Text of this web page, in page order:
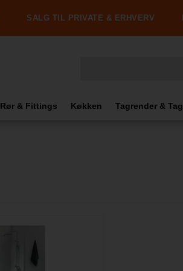
SALG TIL PRIVATE & ERHVERV
Rør & Fittings Køkken Tagrender & Tag